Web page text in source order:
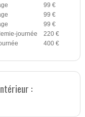
99 €
99 €
99 €
journée
220 €
400 €
: